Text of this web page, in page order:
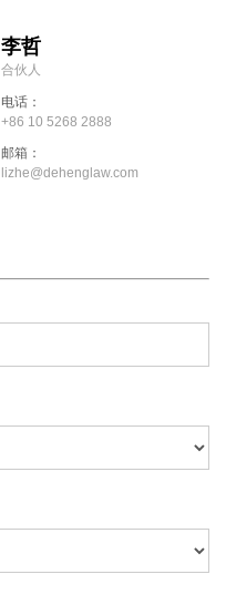
李哲
合伙人
电话：
+86 10 5268 2888
邮箱：
lizhe@dehenglaw.com